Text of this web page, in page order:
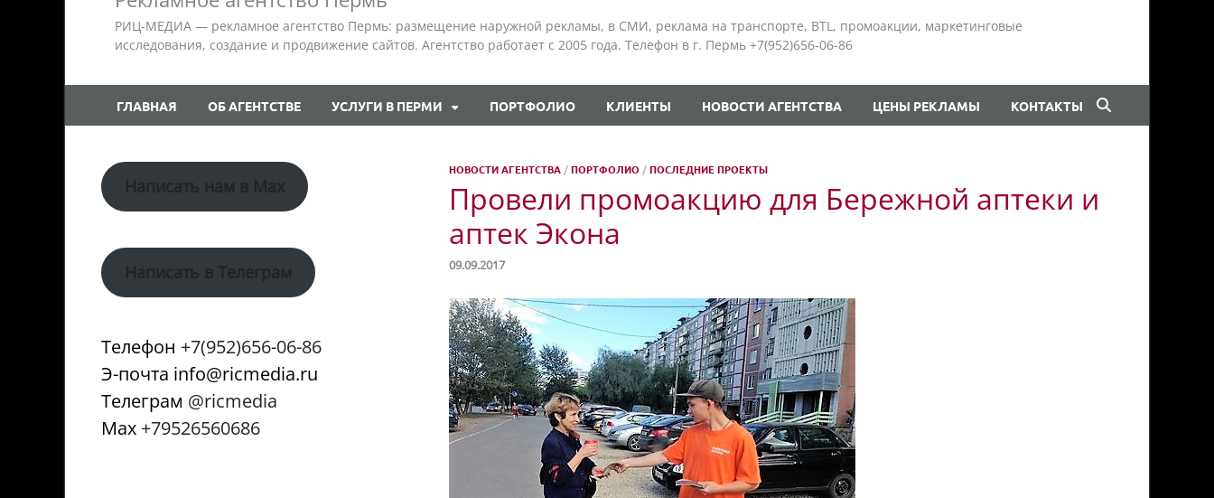
РИЦ-МЕДИА — рекламное агентство Пермь: размещение наружной рекламы, в СМИ, реклама на транспорте, BTL, промоакции, маркетинговые
исследования, создание и продвижение сайтов. Агентство работает с 2005 года. Телефон в г. Пермь +7(952)656-06-86
ГЛАВНАЯ ОБ АГЕНТСТВЕ УСЛУГИ В ПЕРМИ ПОРТФОЛИО КЛИЕНТЫ НОВОСТИ АГЕНТСТВА ЦЕНЫ РЕКЛАМЫ КОНТАКТЫ
НОВОСТИ АГЕНТСТВА /ПОРТФОЛИО /ПОСЛЕДНИЕ ПРОЕКТЫ
Провели промоакцию для Бережной аптеки и
аптек Экона
09.09.2017
Написать нам в Max
Написать в Телеграм
Телефон +7(952)656-06-86
Э-почта info@ricmedia.ru
Телеграм @ricmedia
Мах +79526560686